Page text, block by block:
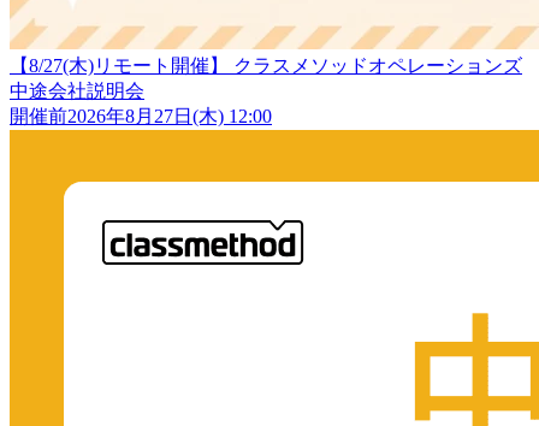
【8/27(木)リモート開催】 クラスメソッドオペレーションズ
中途会社説明会
開催前2026年8月27日(木) 12:00